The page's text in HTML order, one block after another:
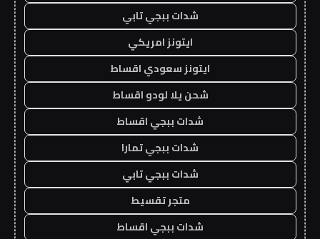
شدات ببجي تابي
ايتونز امريكي
ايتونز سعودي اقساط
شحن يلا لودو اقساط
شدات ببجي اقساط
شدات ببجي تمارا
شدات ببجي تابي
متجر تقسيط
شدات ببجي اقساط